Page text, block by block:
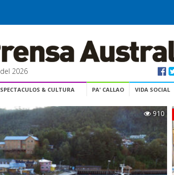
2026
& CULTURA PA' CALLAO VIDA SOCIAL
910